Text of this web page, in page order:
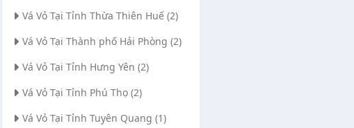
Vá Vỏ Tại Tỉnh Thừa Thiên Huế (2)
Vá Vỏ Tại Thành phố Hải Phòng (2)
Vá Vỏ Tại Tỉnh Hưng Yên (2)
Vá Vỏ Tại Tỉnh Phú Thọ (2)
Vá Vỏ Tại Tỉnh Tuyên Quang (1)